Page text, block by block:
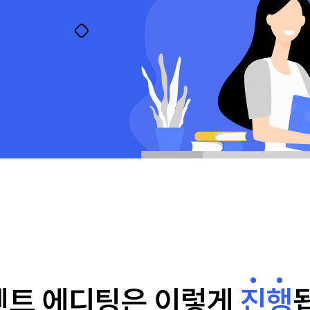
에디팅은 이렇게 진행